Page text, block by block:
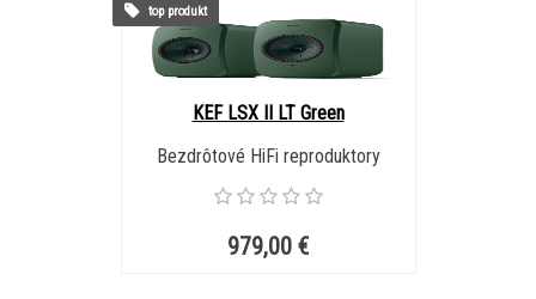
KEF LSX II LT Green
Bezdrôtové HiFi reproduktory
979,00 €
top produkt